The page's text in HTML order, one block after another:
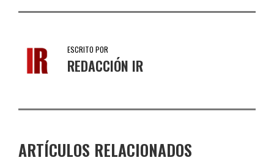
ESCRITO POR
REDACCIÓN IR
ARTÍCULOS RELACIONADOS